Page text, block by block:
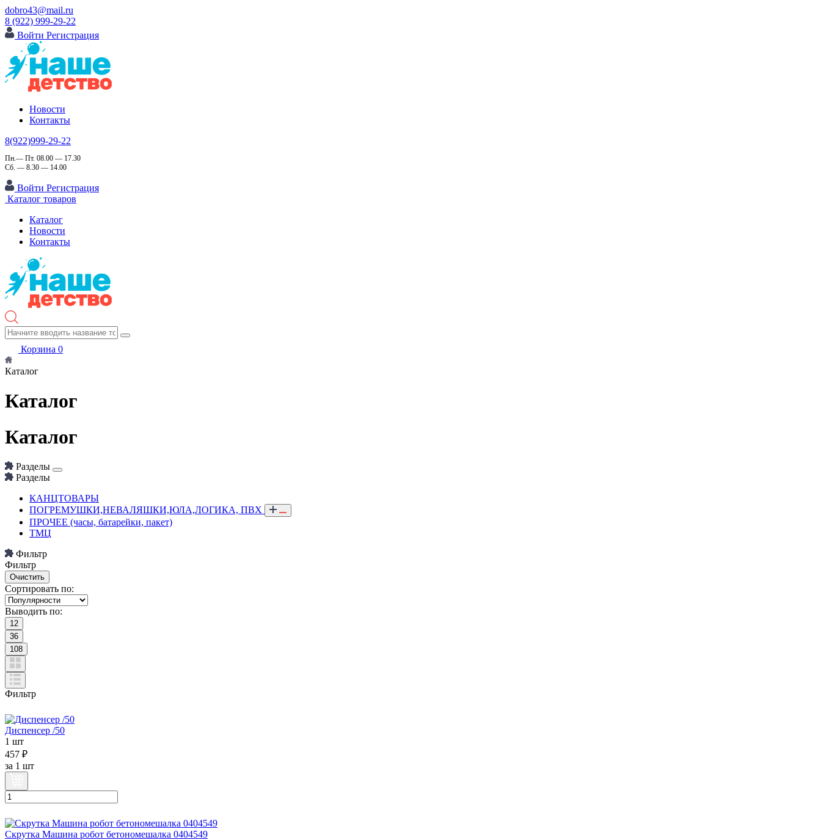
dobro43@mail.ru
8 (922) 999-29-22
Войти Регистрация
Новости
Контакты
8(922)999-29-22
Пн.— Пт. 08.00 — 17.30
Сб. — 8.30 — 14.00
Войти Регистрация
Каталог товаров
Каталог
Новости
Контакты
Корзина 0
Каталог
Каталог
Каталог
Разделы
Разделы
КАНЦТОВАРЫ
ПОГРЕМУШКИ,НЕВАЛЯШКИ,ЮЛА,ЛОГИКА, ПВХ
ПРОЧЕЕ (часы, батарейки, пакет)
ТМЦ
Фильтр
Фильтр
Сортировать по:
Выводить по:
12
36
108
Фильтр
Диспенсер /50
1 шт
457 ₽
за 1 шт
Скрутка Машина робот бетономешалка 0404549